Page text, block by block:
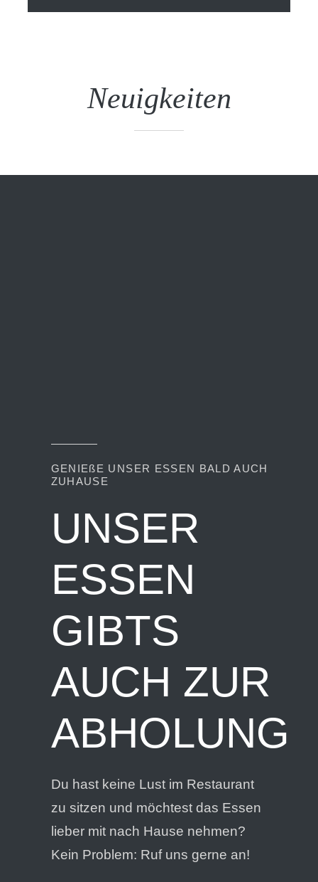
Neuigkeiten
GENIEßE UNSER ESSEN BALD AUCH
ZUHAUSE
UNSER
ESSEN
GIBTS
AUCH ZUR
ABHOLUNG
Du hast keine Lust im Restaurant
zu sitzen und möchtest das Essen
lieber mit nach Hause nehmen?
Kein Problem: Ruf uns gerne an!